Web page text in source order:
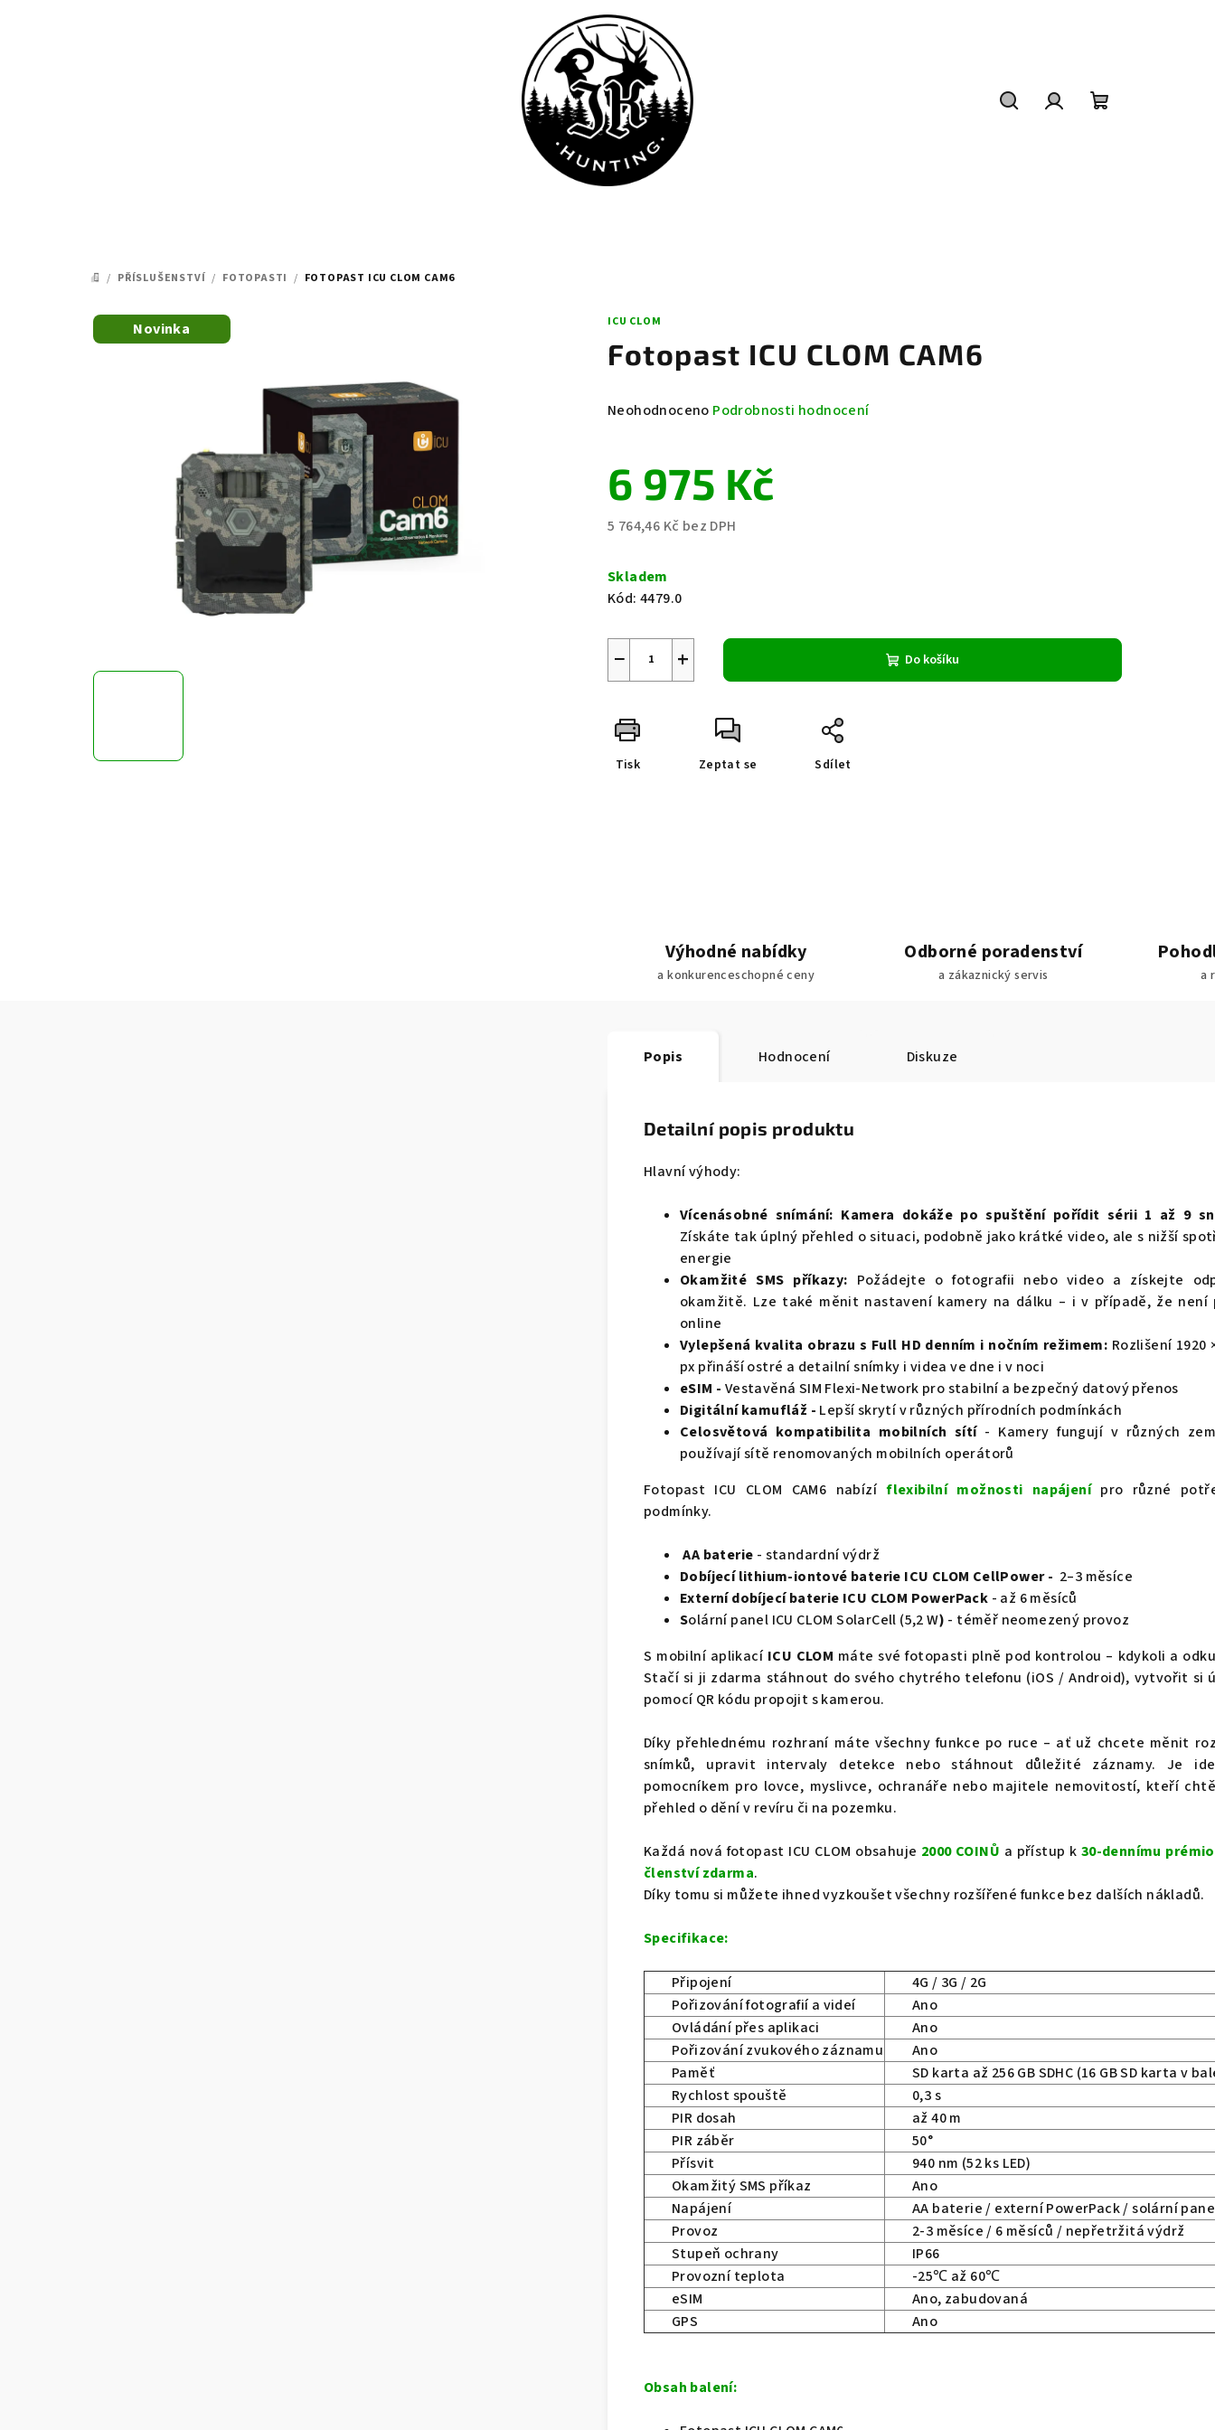
DOMŮ
/ PŘÍSLUŠENSTVÍ / FOTOPASTI / FOTOPAST ICU CLOM CAM6
ICU CLOM
Fotopast ICU CLOM CAM6
Průměrné
je
0,0
z
Neohodnoceno Podrobnosti hodnocení
6 975 Kč
5 764,46 Kč bez DPH
cena:
Skladem
Kód: 4479.0
+
− Do košíku
Tisk Zeptat se Sdílet
Novinka
Výhodné nabídky
a konkurenceschopné ceny
Odborné poradenství
a zákaznický servis a
Popis Hodnocení Diskuze
Detailní popis produktu
Hlavní výhody:
Vícenásobné snímání: Kamera dokáže po spuštění pořídit sérii 1 až 9
Získáte tak úplný přehled o situaci, podobně jako krátké video, ale s nižší
energie
Okamžité SMS příkazy: Požádejte o fotografii nebo video a získejte
okamžitě. Lze také měnit nastavení kamery na dálku – i v případě, že není
online
Vylepšená kvalita obrazu s Full HD denním i nočním režimem: Rozlišení 1920
px přináší ostré a detailní snímky i videa ve dne i v noci
eSIM - Vestavěná SIM Flexi-Network pro stabilní a bezpečný datový přenos
Digitální kamufláž - Lepší skrytí v různých přírodních podmínkách
Celosvětová kompatibilita mobilních sítí- Kamery fungují v různých
používají sítě renomovaných mobilních operátorů
Fotopast ICU CLOM CAM6 nabízíflexibilní možnosti napájení pro různé
podmínky.
AA baterie - standardní výdrž
Dobíjecí lithium-iontové baterie ICU CLOM CellPower - 2–3 měsíce
Externí dobíjecí baterie ICU CLOM PowerPack - až 6 měsíců
Solární panel ICU CLOM SolarCell (5,2 W) - téměř neomezený provoz
S mobilní aplikací ICU CLOM máte své fotopasti plně pod kontrolou – kdykoli a
Stačí si ji zdarma stáhnout do svého chytrého telefonu (iOS / Android), vytvořit si
pomocí QR kódu propojit s kamerou.
Díky přehlednému rozhraní máte všechny funkce po ruce – ať už chcete měnit
snímků, upravit intervaly detekce nebo stáhnout důležité záznamy. Je
pomocníkem pro lovce, myslivce, ochranáře nebo majitele nemovitostí, kteří
přehled o dění v revíru či na pozemku.
Každá nová fotopast ICU CLOM obsahuje 2000 COINŮ a přístup k 30-dennímu
členství zdarma.
Díky tomu si můžete ihned vyzkoušet všechny rozšířené funkce bez dalších nákladů.
Specifikace:
Připojení
4G / 3G / 2G
Pořizování fotografií a videí
Ano
Ovládání přes aplikaci
Ano
Pořizování zvukového záznamu
Ano
Paměť
SD karta až 256 GB SDHC (16 GB SD karta v
Rychlost spouště
0,3 s
PIR dosah
až 40 m
PIR záběr
50°
Přísvit
940 nm (52 ks LED)
Okamžitý SMS příkaz
Ano
Napájení
AA baterie / externí PowerPack / solární
Provoz
2-3 měsíce / 6 měsíců / nepřetržitá výdrž
Stupeň ochrany
IP66
Provozní teplota
-25℃ až 60℃
eSIM
Ano, zabudovaná
GPS
Ano
Obsah balení: